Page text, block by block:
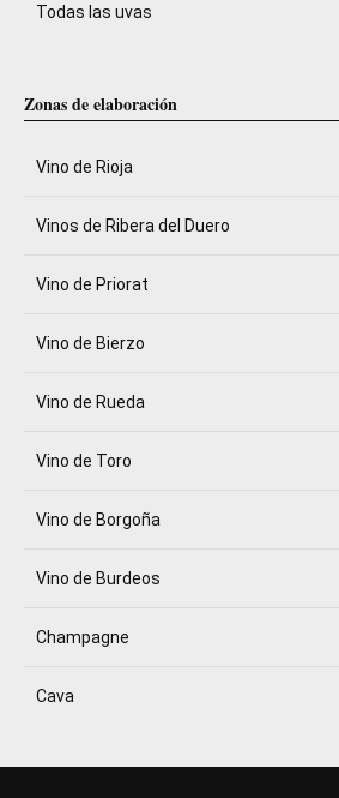
Todas las uvas
Zonas de elaboración
Vino de Rioja
Vinos de Ribera del Duero
Vino de Priorat
Vino de Bierzo
Vino de Rueda
Vino de Toro
Vino de Borgoña
Vino de Burdeos
Champagne
Cava